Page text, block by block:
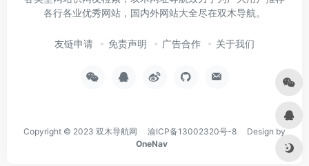
各行各业优秀网站，国内外网站大全尽在双木导航。
友链申请 免责声明 广告合作 关于我们
Copyright © 2023 双木导航网 渝ICP备13002320号-8 Design by
OneNav